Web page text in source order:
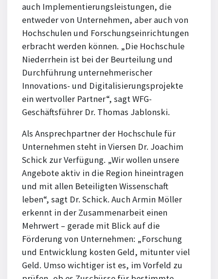
auch Implementierungsleistungen, die
entweder von Unternehmen, aber auch von
Hochschulen und Forschungseinrichtungen
erbracht werden können. „Die Hochschule
Niederrhein ist bei der Beurteilung und
Durchführung unternehmerischer
Innovations- und Digitalisierungsprojekte
ein wertvoller Partner“, sagt WFG-
Geschäftsführer Dr. Thomas Jablonski.
Als Ansprechpartner der Hochschule für
Unternehmen steht in Viersen Dr. Joachim
Schick zur Verfügung. „Wir wollen unsere
Angebote aktiv in die Region hineintragen
und mit allen Beteiligten Wissenschaft
leben“, sagt Dr. Schick. Auch Armin Möller
erkennt in der Zusammenarbeit einen
Mehrwert – gerade mit Blick auf die
Förderung von Unternehmen: „Forschung
und Entwicklung kosten Geld, mitunter viel
Geld. Umso wichtiger ist es, im Vorfeld zu